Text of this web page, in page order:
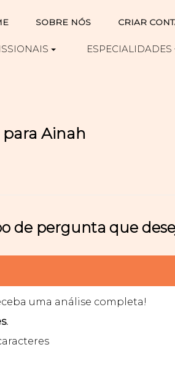
SOBRE NÓS CRIAR
ESPECIALIDADES
Ainah
de pergunta que
uma análise completa!